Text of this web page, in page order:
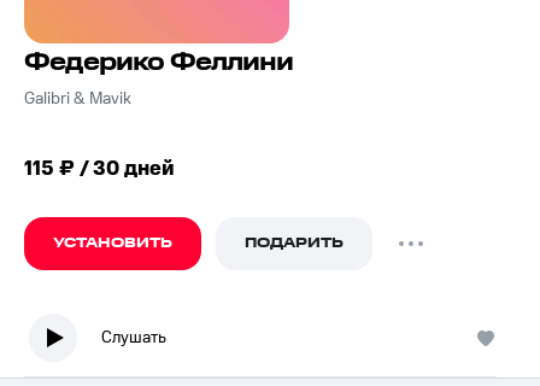
Федерико Феллини
Galibri & Mavik
115 ₽ / 30 дней
УСТАНОВИТЬ ПОДАРИТЬ
Слушать